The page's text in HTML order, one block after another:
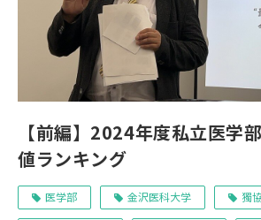
【前編】2024年度私立医学
値ランキング
医学部 金沢医科大学 獨